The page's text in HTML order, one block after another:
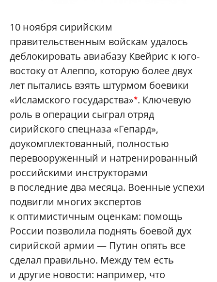
10 ноября сирийским
правительственным войскам удалось
деблокировать авиабазу Квейрис к юго-
востоку от Алеппо, которую более двух
лет пытались взять штурмом боевики
«Исламского государства»*. Ключевую
роль в операции сыграл отряд
сирийского спецназа «Гепард»,
доукомплектованный, полностью
перевооруженный и натренированный
российскими инструкторами
в последние два месяца. Военные успехи
подвигли многих экспертов
к оптимистичным оценкам: помощь
России позволила поднять боевой дух
сирийской армии — Путин опять все
сделал правильно. Между тем есть
и другие новости: например, что